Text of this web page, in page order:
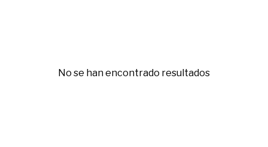
No se han encontrado resultados